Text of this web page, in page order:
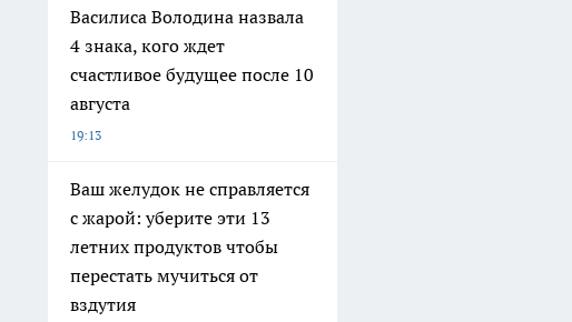
Василиса Володина назвала
4 знака, кого ждет
счастливое будущее после 10
августа
19:13
Ваш желудок не справляется
с жарой: уберите эти 13
летних продуктов чтобы
перестать мучиться от
вздутия